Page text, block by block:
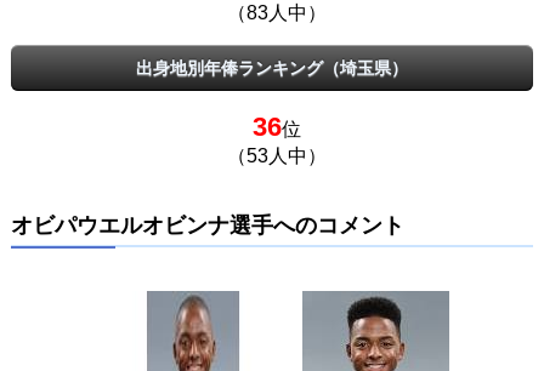
（83人中）
出身地別年俸ランキング（埼玉県）
36位
（53人中）
オビパウエルオビンナ選手へのコメント